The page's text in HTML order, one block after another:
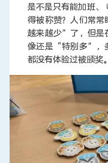
是不是只有能加班、
得被称赞？人们常
越来越少”了，但是
像还是“特别多”，
都没有体验过被颁奖。